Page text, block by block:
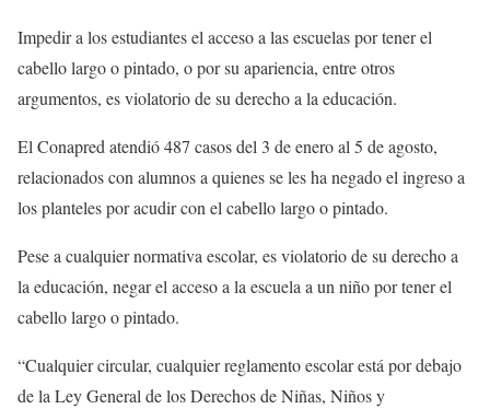
Impedir a los estudiantes el acceso a las escuelas por tener el
cabello largo o pintado, o por su apariencia, entre otros
argumentos, es violatorio de su derecho a la educación.
El Conapred atendió 487 casos del 3 de enero al 5 de agosto,
relacionados con alumnos a quienes se les ha negado el ingreso a
los planteles por acudir con el cabello largo o pintado.
Pese a cualquier normativa escolar, es violatorio de su derecho a
la educación, negar el acceso a la escuela a un niño por tener el
cabello largo o pintado.
“Cualquier circular, cualquier reglamento escolar está por debajo
de la Ley General de los Derechos de Niñas, Niños y